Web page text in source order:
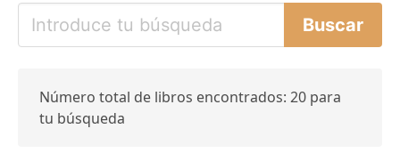
Número total de libros encontrados: 20 para
tu búsqueda